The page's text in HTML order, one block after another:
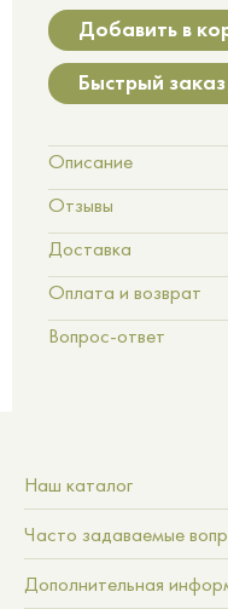
Добавить в
Быстрый заказ
Описание
Отзывы
Доставка
Оплата и возврат
Вопрос-ответ
Наш каталог
Часто задаваемые
Дополнительная